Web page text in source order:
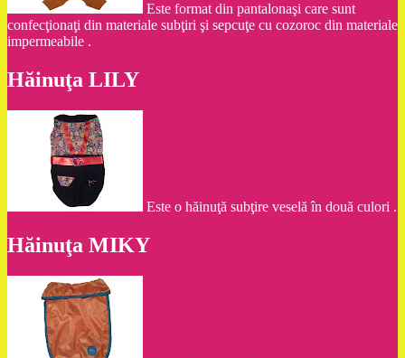
Este format din pantalonaşi care sunt
confecţionaţi din materiale subţiri şi sepcuţe cu cozoroc din materiale
impermeabile .
Hăinuţa LILY
Este o hăinuţă subţire veselă în două culori .
Hăinuţa MIKY